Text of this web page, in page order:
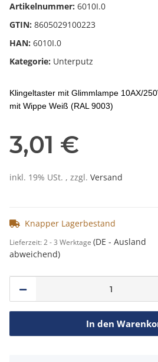
Artikelnummer: 6010I.0
GTIN: 8605029100223
HAN: 6010I.0
Kategorie: Unterputz
Klingeltaster mit Glimmlampe 10AX/
mit Wippe Weiß (RAL 9003)
3,01 €
inkl. 19% USt. , zzgl. Versand
Knapper Lagerbestand
Lieferzeit: 2 - 3 Werktage (DE - Ausland
abweichend)
In den